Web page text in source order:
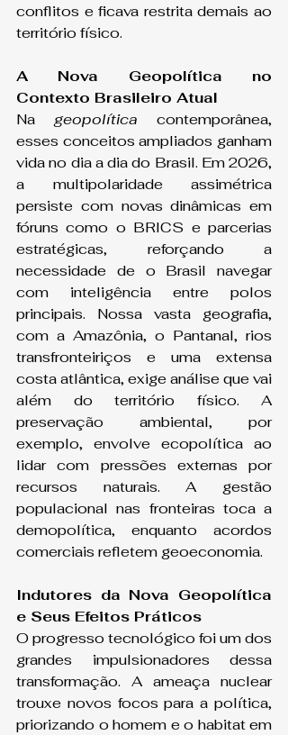
conflitos e ficava restrita demais ao
território físico.
A Nova Geopolítica no
Contexto Brasileiro Atual
Na geopolítica contemporânea,
esses conceitos ampliados ganham
vida no dia a dia do Brasil. Em 2026,
a multipolaridade assimétrica
persiste com novas dinâmicas em
fóruns como o BRICS e parcerias
estratégicas, reforçando a
necessidade de o Brasil navegar
com inteligência entre polos
principais. Nossa vasta geografia,
com a Amazônia, o Pantanal, rios
transfronteiriços e uma extensa
costa atlântica, exige análise que vai
além do território físico. A
preservação ambiental, por
exemplo, envolve ecopolítica ao
lidar com pressões externas por
recursos naturais. A gestão
populacional nas fronteiras toca a
demopolítica, enquanto acordos
comerciais refletem geoeconomia.
Indutores da Nova Geopolítica
e Seus Efeitos Práticos
O progresso tecnológico foi um dos
grandes impulsionadores dessa
transformação. A ameaça nuclear
trouxe novos focos para a política,
priorizando o homem e o habitat em